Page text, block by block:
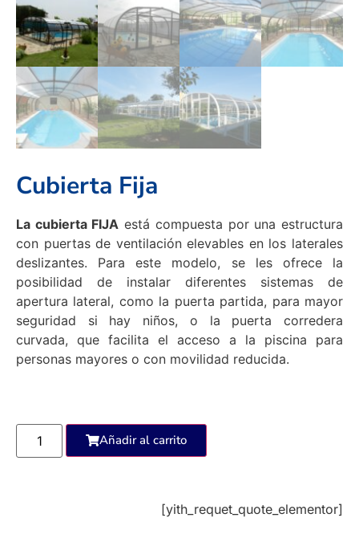
Cubierta Fija
La cubierta FIJA está compuesta por una estructura
con puertas de ventilación elevables en los laterales
deslizantes. Para este modelo, se les ofrece la
posibilidad de instalar diferentes sistemas de
apertura lateral, como la puerta partida, para mayor
seguridad si hay niños, o la puerta corredera
curvada, que facilita el acceso a la piscina para
personas mayores o con movilidad reducida.
Añadir al carrito
[yith_requet_quote_elementor]